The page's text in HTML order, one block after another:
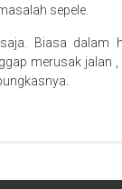
sepele.
Biasa dalam
merusak jalan